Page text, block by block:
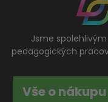
Jsme
pedagogických
Vše o nákupu